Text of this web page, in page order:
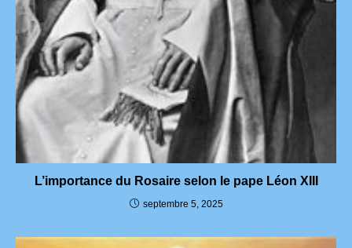
L’importance du Rosaire selon le pape Léon XIII
septembre 5, 2025